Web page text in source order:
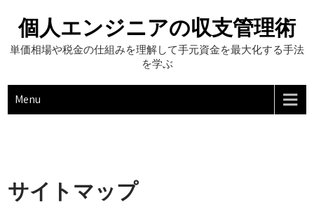
content個人エンジニアの収支管理術
単価相場や税金の仕組みを理解して手元資金を最大化する手法
を学ぶ
Menu
サイトマップ